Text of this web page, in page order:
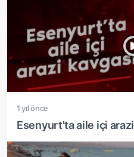
1 yıl önce
Esenyurt'ta aile içi arazi